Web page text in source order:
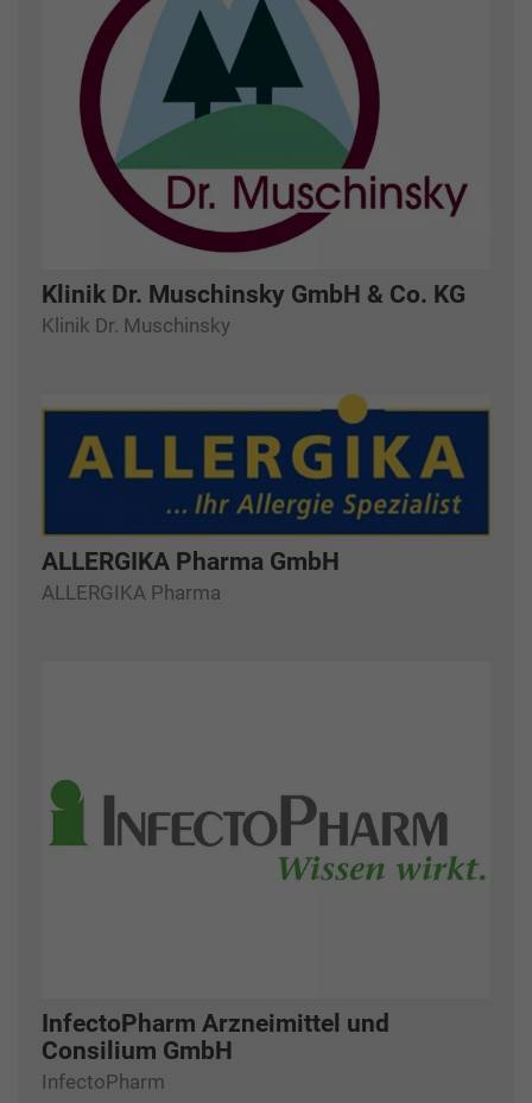
Klinik Dr. Muschinsky GmbH & Co. KG
Klinik Dr. Muschinsky
ALLERGIKA Pharma GmbH
ALLERGIKA Pharma
InfectoPharm Arzneimittel und
Consilium GmbH
InfectoPharm